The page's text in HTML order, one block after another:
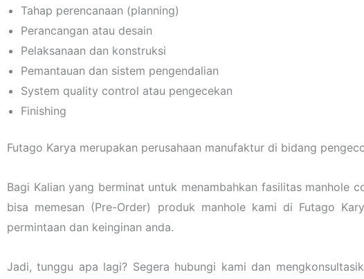
Tahap perencanaan (planning)
Perancangan atau desain
Pelaksanaan dan konstruksi
Pemantauan dan sistem pengendalian
System quality control atau pengecekan
Finishing
Futago Karya merupakan perusahaan manufaktur di bidang
Bagi Kalian yang berminat untuk menambahkan fasilitas
bisa memesan (Pre-Order) produk manhole kami di Futago
permintaan dan keinginan anda.
Jadi, tunggu apa lagi? Segera hubungi kami dan